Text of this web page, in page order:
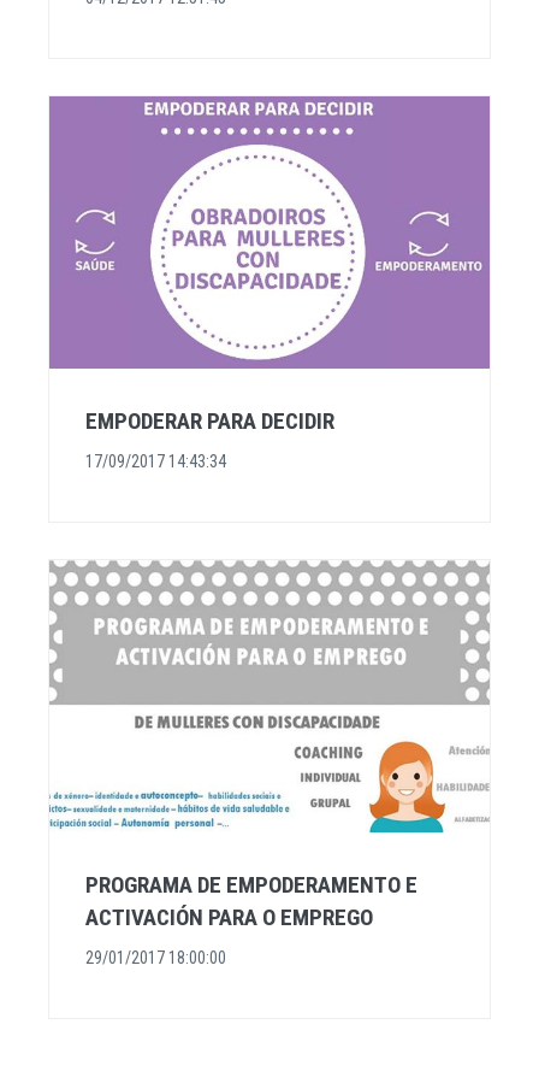
EMPODERAR PARA DECIDIR
17/09/2017 14:43:34
PROGRAMA DE EMPODERAMENTO E
ACTIVACIÓN PARA O EMPREGO
29/01/2017 18:00:00